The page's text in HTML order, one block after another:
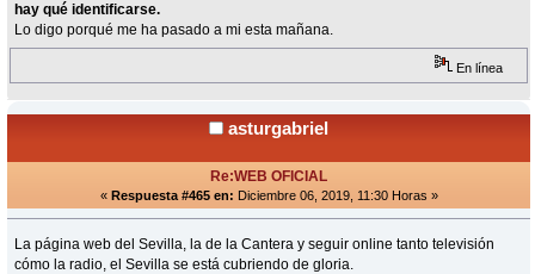
hay qué identificarse.
Lo digo porqué me ha pasado a mi esta mañana.
En línea
asturgabriel
Re:WEB OFICIAL
« Respuesta #465 en: Diciembre 06, 2019, 11:30 Horas »
La página web del Sevilla, la de la Cantera y seguir online tanto televisión
cómo la radio, el Sevilla se está cubriendo de gloria.